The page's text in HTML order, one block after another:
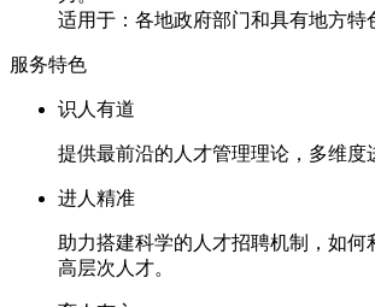
适用于：各地政府部门和具有地方特
服务特色
识人有道
提供最前沿的人才管理理论，多维度
进人精准
助力搭建科学的人才招聘机制，如何
高层次人才。